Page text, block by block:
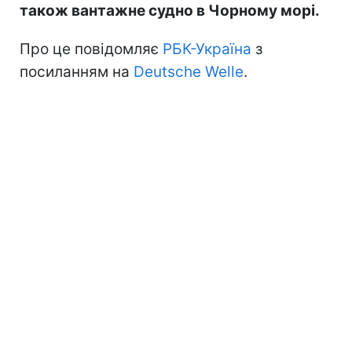
також вантажне судно в Чорному морі.
Про це повідомляє РБК-Україна з
посиланням на Deutsche Welle.